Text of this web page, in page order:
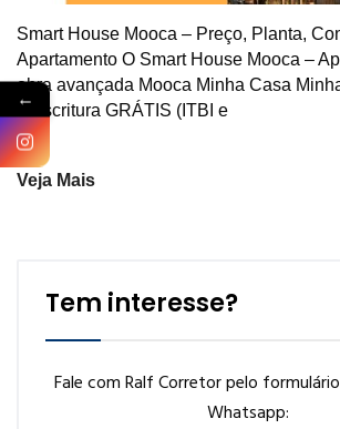
Smart House Mooca – Preço, Planta,
Apartamento O Smart House Mooca –
obra avançada Mooca Minha Casa
– Escritura GRÁTIS (ITBI e
Veja Mais
Tem interesse?
Fale com Ralf Corretor pelo
Whatsapp:
←